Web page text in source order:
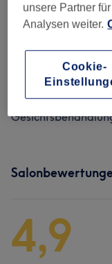
Herren -
Herren - Farbe &
Kinder -
4,9
unsere Partner
Analysen weiter.
Cookie-